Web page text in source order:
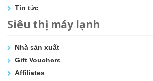
Tin tức
Siêu thị máy lạnh
Nhà sản xuất
Gift Vouchers
Affiliates